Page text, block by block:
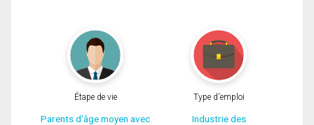
Étape de vie
Parents d'âge moyen avec
Type d'emploi
Industrie des